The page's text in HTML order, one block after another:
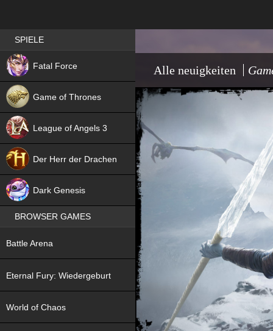
Alle neuigkeiten
Best RPG games in Germany
SPIELE
Fatal Force
NEW
Game of Thrones
League of Angels 3
Der Herr der Drachen
Dark Genesis
BROWSER GAMES
Battle Arena
Eternal Fury: Wiedergeburt
World of Chaos